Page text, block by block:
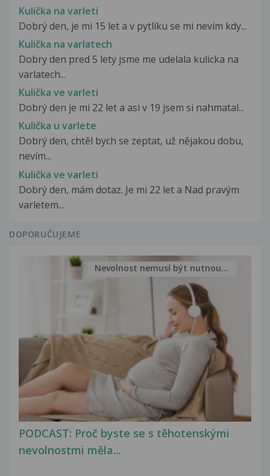
Kulička na varleti
Dobrý den, je mi 15 let a v pytlíku se mi nevím kdy...
Kulička na varlatech
Dobry den pred 5 lety jsme me udelala kulicka na
varlatech...
Kulička ve varleti
Dobrý den je mi 22 let a asi v 19 jsem si nahmatal...
Kulička u varlete
Dobrý den, chtěl bych se zeptat, už nějakou dobu,
nevím...
Kulička ve varleti
Dobrý den, mám dotaz. Je mi 22 let a Nad pravým
varletem...
DOPORUČUJEME
PODCAST: Proč byste se s těhotenskými
nevolnostmi měla...
Nevolnost nemusí být nutnou...